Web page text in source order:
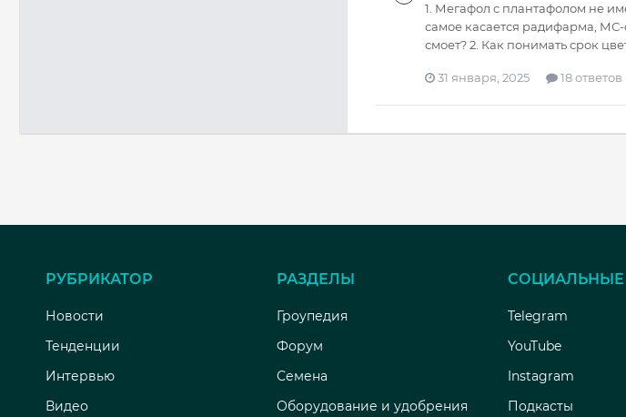
1. Мегафол с плантафолом не
самое касается радифарма, МС-
смоет? 2. Как понимать срок
31 января, 2025 18 ответов
РУБРИКАТОР
Новости
Тенденции
Интервью
Видео
РАЗДЕЛЫ
Гроупедия
Форум
Семена
Оборудование и удобрения
СОЦИАЛЬНЫЕ
Telegram
YouTube
Instagram
Подкасты